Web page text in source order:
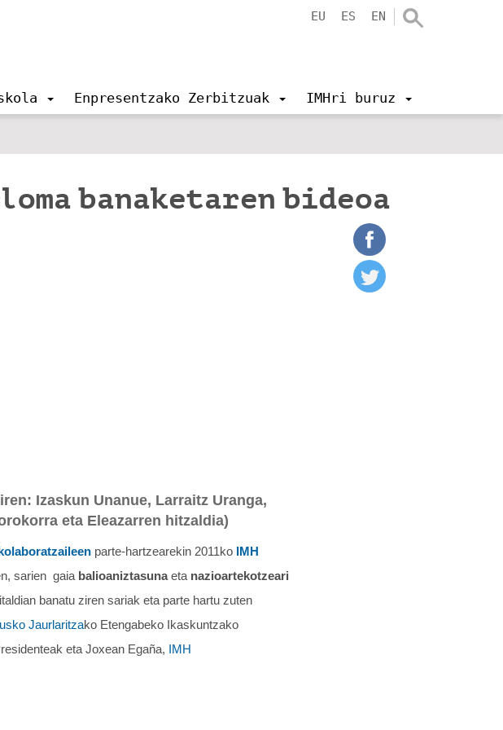
EU ES EN
Enpresentzako Zerbitzuak IMHri buruz
banaketaren bideoa
Izaskun Unanue, Larraitz Uranga,
eta Eleazarren hitzaldia)
parte-hartzearekin 2011ko IMH
sarien gaia balioaniztasunaeta nazioartekotzeari
banatu ziren sariak eta parte hartu zuten
Jaurlaritzako Etengabeko Ikaskuntzako
eta Joxean Egaña, IMH